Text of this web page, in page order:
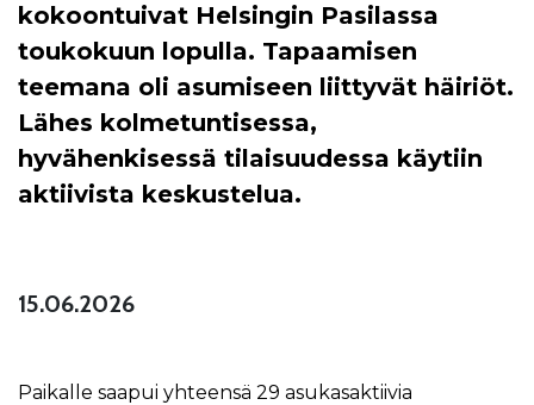
kokoontuivat Helsingin Pasilassa
toukokuun lopulla. Tapaamisen
teemana oli asumiseen liittyvät häiriöt.
Lähes kolmetuntisessa,
hyvähenkisessä tilaisuudessa käytiin
aktiivista keskustelua.
15.06.2026
Paikalle saapui yhteensä 29 asukasaktiivia